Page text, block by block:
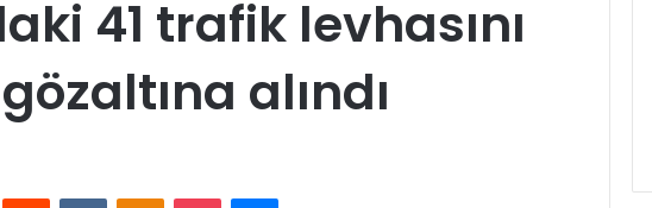
41 trafik levhasını
alındı
Reddit VKontakteOdnoklassniki
Pocket Messenger